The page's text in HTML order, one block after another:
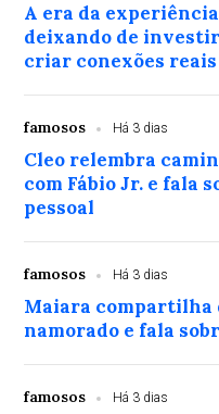
A era da
deixando de
criar conexões
famosos Há 3 dias
Cleo relembra
com Fábio Jr. e fala
pessoal
famosos Há 3 dias
Maiara compartilha
namorado e fala
famosos Há 3 dias